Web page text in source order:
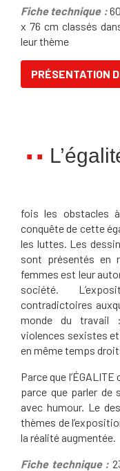
Fiche technique :
x 76 cm classés
leur thème
PRÉSENTATION
fois les obstacles
conquête de cette
les luttes. Les
sont présentés en
femmes est leur
société.
contradictoires
monde du travail
violences sexistes
en même temps
Parce que
parce que parler de
avec humour. Le
thèmes de
la réalité augmentée.
Fiche technique :